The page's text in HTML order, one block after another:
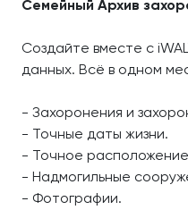
Семейный Архив
Создайте вместе с
данных. Всё в одном
- Захоронения и
- Точные даты жизни.
- Точное
- Надмогильные
- Фотографии.